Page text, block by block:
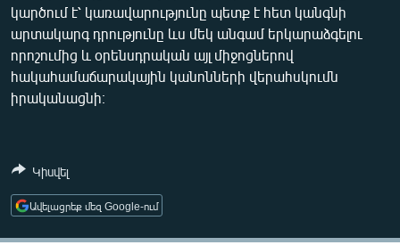
ԿՈՐՈՆԱՎԻՐՈՒՍ
ԱՐԽԻՎ
ՏԵՍԱՆՅՈՒԹԵՐ
ՓՈԴՔԱՍԹ
Auto 240p 360p 480p
720p
480p
կարծում է՝ կառավարությունը պետք է հետ կանգնի
արտակարգ դրությունը ևս մեկ անգամ երկարաձգելու
որոշումից և օրենսդրական այլ միջոցներով
հակահամաճարակային կանոնների վերահսկումն
իրականացնի։
Կիսվել
Ավելացրեք մեզ Google-ում